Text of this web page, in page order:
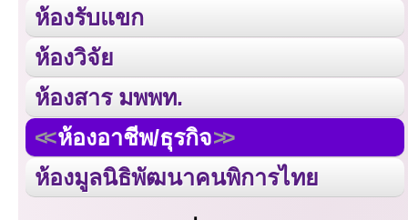
ห้องรับแขก
ห้องวิจัย
ห้องสาร มพพท.
ห้องอาชีพ/ธุรกิจ
ห้องมูลนิธิพัฒนาคนพิการไทย